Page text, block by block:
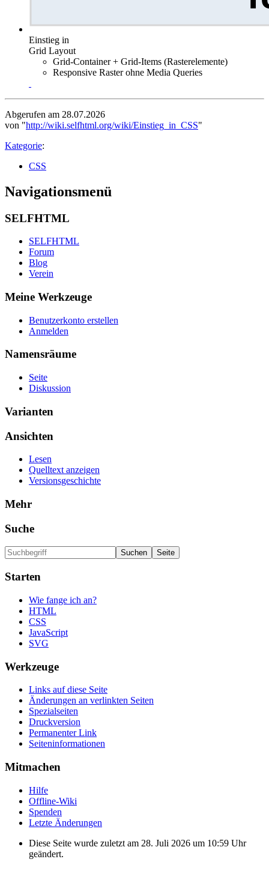
Einstieg in
Grid Layout
Grid-Container + Grid-Items (Rasterelemente)
Responsive Raster ohne Media Queries
Abgerufen am 28.07.2026
von "http://wiki.selfhtml.org/wiki/Einstieg_in_CSS"
Kategorie:
CSS
Navigationsmenü
SELFHTML
SELFHTML
Forum
Blog
Verein
Meine Werkzeuge
Benutzerkonto erstellen
Anmelden
Namensräume
Seite
Diskussion
Varianten
Ansichten
Lesen
Quelltext anzeigen
Versionsgeschichte
Mehr
Suche
Starten
Wie fange ich an?
HTML
CSS
JavaScript
SVG
Werkzeuge
Links auf diese Seite
Änderungen an verlinkten Seiten
Spezialseiten
Druckversion
Permanenter Link
Seiten­informationen
Mitmachen
Hilfe
Offline-Wiki
Spenden
Letzte Änderungen
Diese Seite wurde zuletzt am 28. Juli 2026 um 10:59 Uhr
geändert.